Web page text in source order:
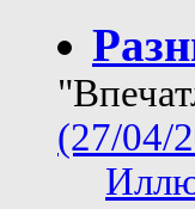
(27/04/